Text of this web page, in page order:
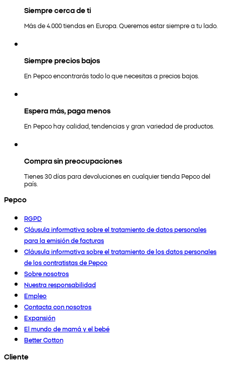
Siempre cerca de ti
Más de 4.000 tiendas en Europa. Queremos estar siempre a tu lado.
Siempre precios bajos
En Pepco encontrarás todo lo que necesitas a precios bajos.
Espera más, paga menos
En Pepco hay calidad, tendencias y gran variedad de productos.
Compra sin preocupaciones
Tienes 30 días para devoluciones en cualquier tienda Pepco del
país.
Pepco
RGPD
Cláusula informativa sobre el tratamiento de datos personales
para la emisión de facturas
Cláusula informativa sobre el tratamiento de los datos personales
de los contratistas de Pepco
Sobre nosotros
Nuestra responsabilidad
Empleo
Contacta con nosotros
Expansión
El mundo de mamá y el bebé
Better Cotton
Cliente